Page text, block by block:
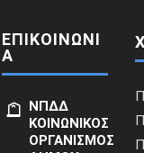
ΕΠΙΚΟΙΝΩΝΙ
Α
ΝΠΔΔ
ΚΟΙΝΩΝΙΚΟΣ
ΟΡΓΑΝΙΣΜΟΣ